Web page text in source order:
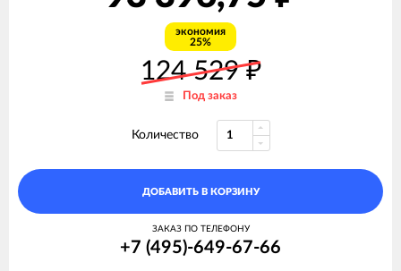
экономия
25%
124 529₽
Под заказ
Количество
ДОБАВИТЬ В КОРЗИНУ
ЗАКАЗ ПО ТЕЛЕФОНУ
+7 (495)-649-67-66